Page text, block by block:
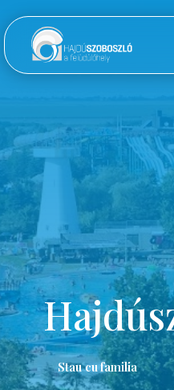
Stau cu familia